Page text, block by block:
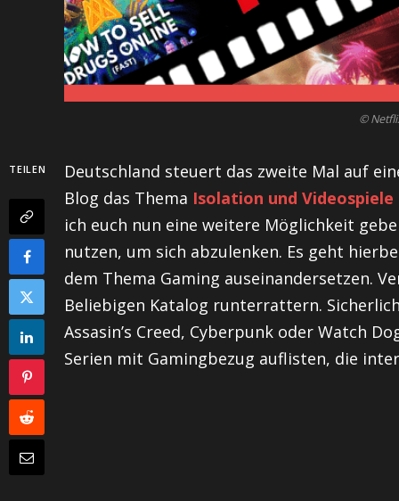
©
TEILEN
Deutschland steuert das zweite Mal auf
Blog das Thema Isolation und Videospiele
ich euch nun eine weitere Möglichkeit
nutzen, um sich abzulenken. Es geht
dem Thema Gaming auseinandersetzen.
Beliebigen Katalog runterrattern.
Assasin’s Creed, Cyberpunk oder Watch
Serien mit Gamingbezug auflisten, die